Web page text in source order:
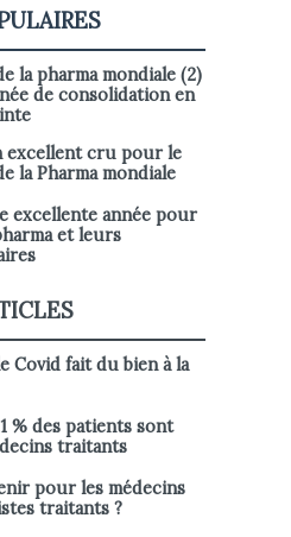
la pharma mondiale (2)
de consolidation en
excellent cru pour le
la Pharma mondiale
excellente année pour
et leurs
Covid fait du bien à la
% des patients sont
traitants
pour les médecins
traitants ?